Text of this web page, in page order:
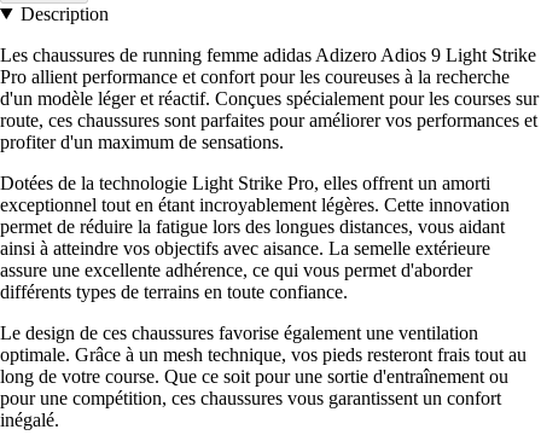
Description
Les chaussures de running femme adidas Adizero Adios 9 Light Strike
Pro allient performance et confort pour les coureuses à la recherche
d'un modèle léger et réactif. Conçues spécialement pour les courses sur
route, ces chaussures sont parfaites pour améliorer vos performances et
profiter d'un maximum de sensations.
Dotées de la technologie Light Strike Pro, elles offrent un amorti
exceptionnel tout en étant incroyablement légères. Cette innovation
permet de réduire la fatigue lors des longues distances, vous aidant
ainsi à atteindre vos objectifs avec aisance. La semelle extérieure
assure une excellente adhérence, ce qui vous permet d'aborder
différents types de terrains en toute confiance.
Le design de ces chaussures favorise également une ventilation
optimale. Grâce à un mesh technique, vos pieds resteront frais tout au
long de votre course. Que ce soit pour une sortie d'entraînement ou
pour une compétition, ces chaussures vous garantissent un confort
inégalé.